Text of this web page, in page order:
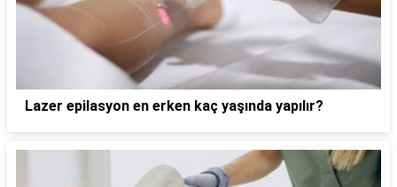
Lazer epilasyon en erken kaç yaşında yapılır?